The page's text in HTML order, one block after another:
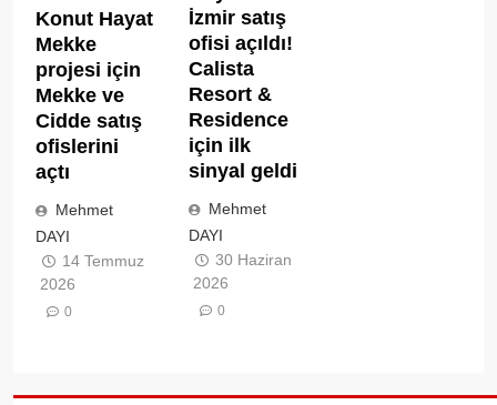
Konut Hayat
Mekke
projesi için
Mekke ve
Cidde satış
ofislerini
açtı
Mehmet
DAYI
14 Temmuz
2026
0
İzmir satış
ofisi açıldı!
Calista
Resort &
Residence
için ilk
sinyal geldi
Mehmet
DAYI
30 Haziran
2026
0